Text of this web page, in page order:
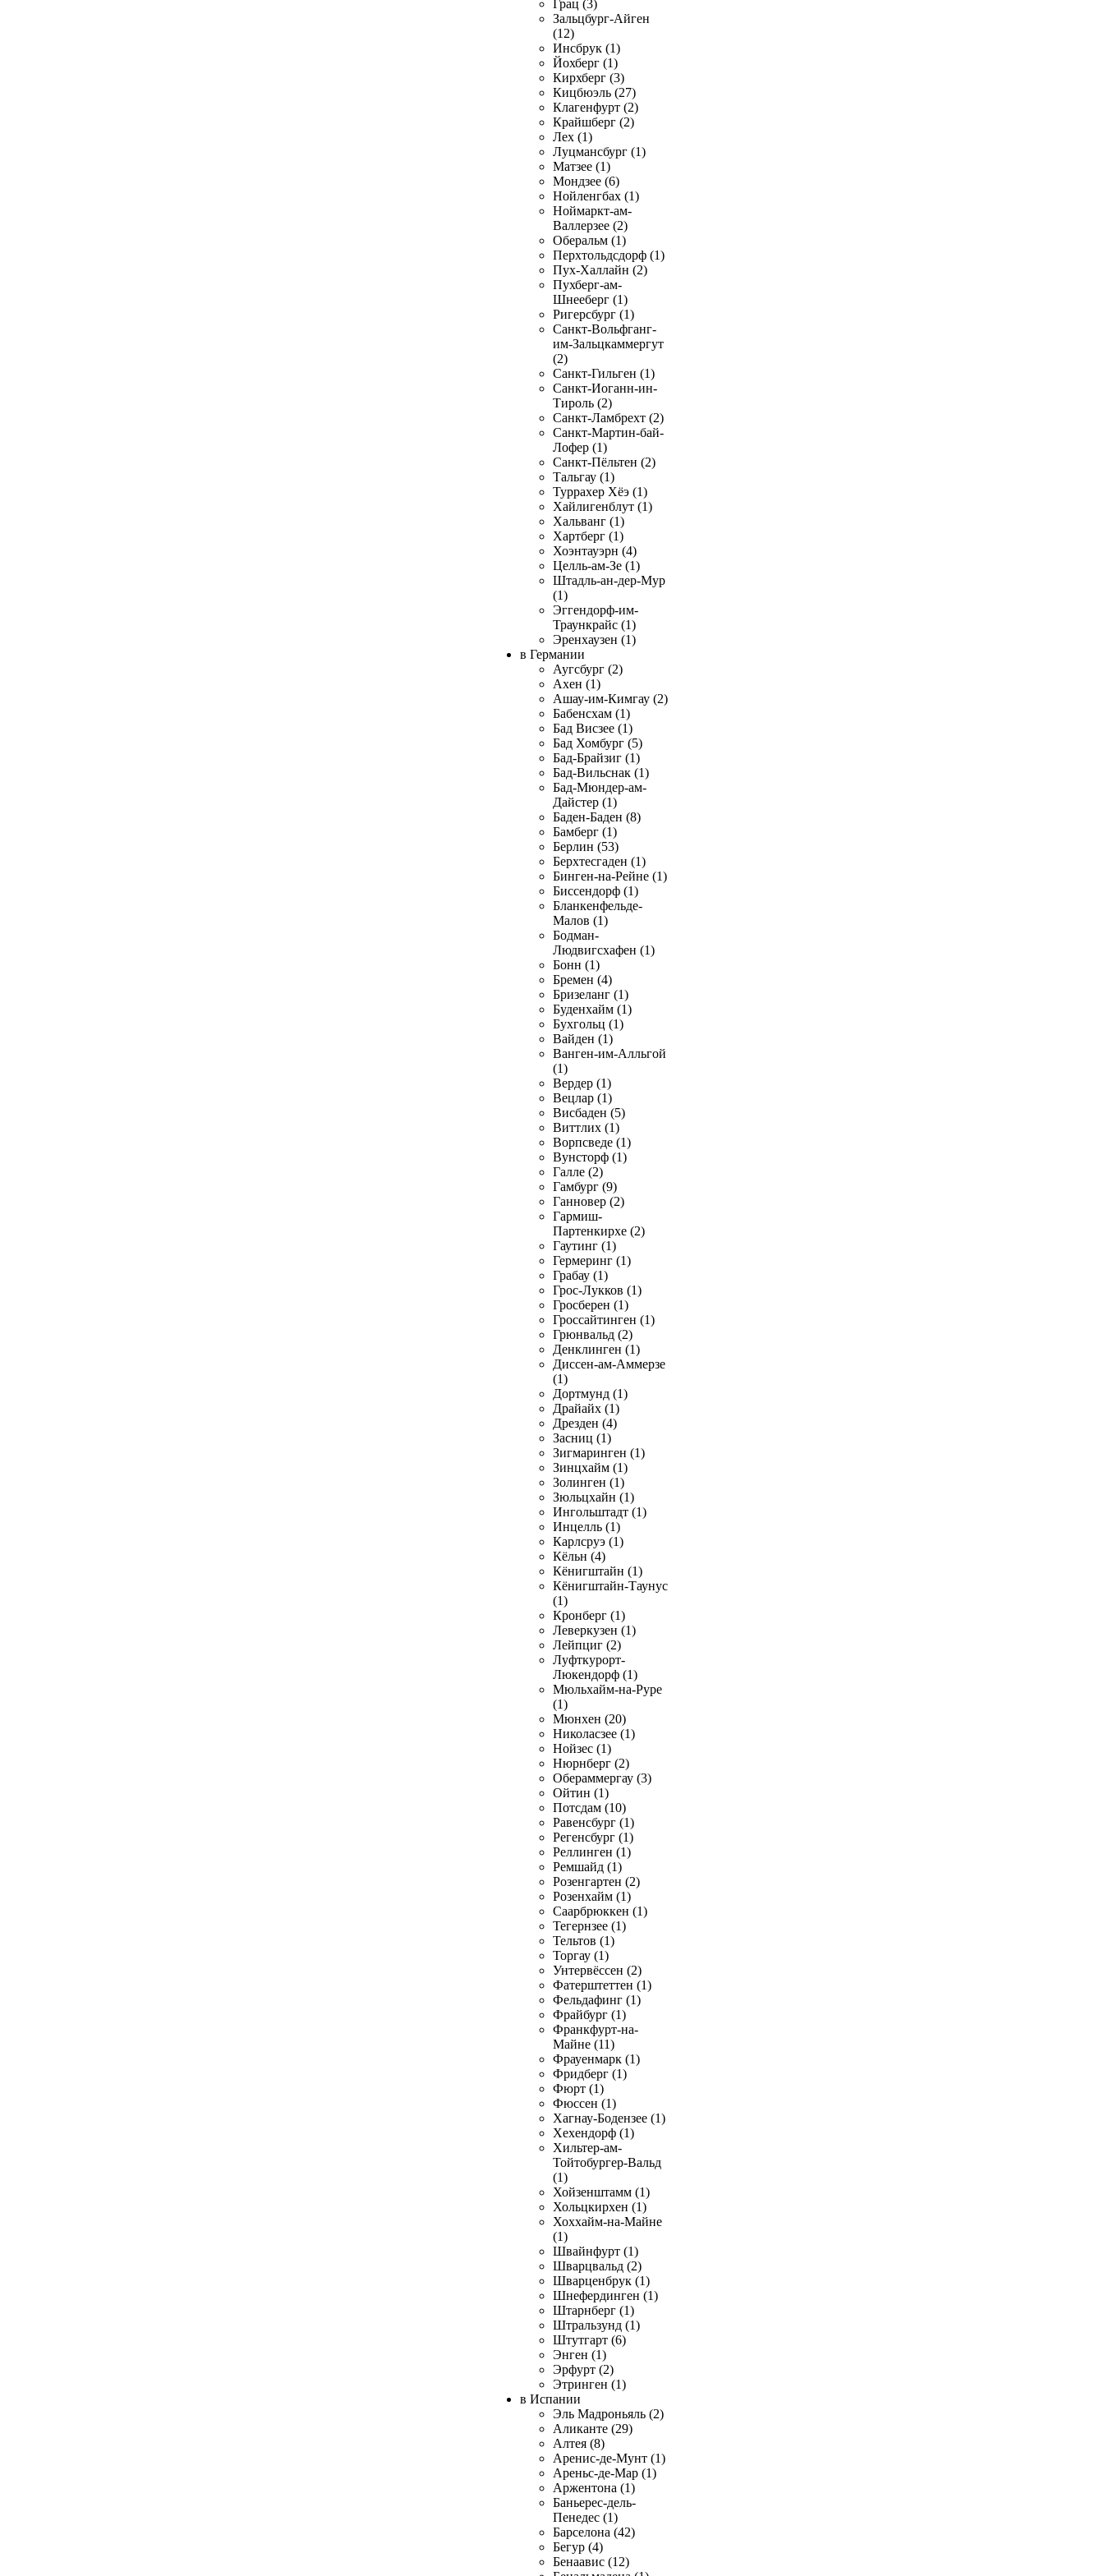
Грац (3)
Зальцбург-Айген
(12)
Инсбрук (1)
Йохберг (1)
Кирхберг (3)
Кицбюэль (27)
Клагенфурт (2)
Крайшберг (2)
Лех (1)
Луцмансбург (1)
Матзее (1)
Мондзее (6)
Нойленгбах (1)
Ноймаркт-ам-
Валлерзее (2)
Оберальм (1)
Перхтольдсдорф (1)
Пух-Халлайн (2)
Пухберг-ам-
Шнееберг (1)
Ригерсбург (1)
Санкт-Вольфганг-
им-Зальцкаммергут
(2)
Санкт-Гильген (1)
Санкт-Иоганн-ин-
Тироль (2)
Санкт-Ламбрехт (2)
Санкт-Мартин-бай-
Лофер (1)
Санкт-Пёльтен (2)
Тальгау (1)
Туррахер Хёэ (1)
Хайлигенблут (1)
Хальванг (1)
Хартберг (1)
Хоэнтауэрн (4)
Целль-ам-Зе (1)
Штадль-ан-дер-Мур
(1)
Эггендорф-им-
Траункрайс (1)
Эренхаузен (1)
в Германии
Аугсбург (2)
Ахен (1)
Ашау-им-Кимгау (2)
Бабенсхам (1)
Бад Висзее (1)
Бад Хомбург (5)
Бад-Брайзиг (1)
Бад-Вильснак (1)
Бад-Мюндер-ам-
Дайстер (1)
Баден-Баден (8)
Бамберг (1)
Берлин (53)
Берхтесгаден (1)
Бинген-на-Рейне (1)
Биссендорф (1)
Бланкенфельде-
Малов (1)
Бодман-
Людвигсхафен (1)
Бонн (1)
Бремен (4)
Бризеланг (1)
Буденхайм (1)
Бухгольц (1)
Вайден (1)
Ванген-им-Алльгой
(1)
Вердер (1)
Вецлар (1)
Висбаден (5)
Виттлих (1)
Ворпсведе (1)
Вунсторф (1)
Галле (2)
Гамбург (9)
Ганновер (2)
Гармиш-
Партенкирхе (2)
Гаутинг (1)
Гермеринг (1)
Грабау (1)
Грос-Лукков (1)
Гросберен (1)
Гроссайтинген (1)
Грюнвальд (2)
Денклинген (1)
Диссен-ам-Аммерзе
(1)
Дортмунд (1)
Драйайх (1)
Дрезден (4)
Засниц (1)
Зигмаринген (1)
Зинцхайм (1)
Золинген (1)
Зюльцхайн (1)
Ингольштадт (1)
Инцелль (1)
Карлсруэ (1)
Кёльн (4)
Кёнигштайн (1)
Кёнигштайн-Таунус
(1)
Кронберг (1)
Леверкузен (1)
Лейпциг (2)
Луфткурорт-
Люкендорф (1)
Мюльхайм-на-Руре
(1)
Мюнхен (20)
Николасзее (1)
Нойзес (1)
Нюрнберг (2)
Обераммергау (3)
Ойтин (1)
Потсдам (10)
Равенсбург (1)
Регенсбург (1)
Реллинген (1)
Ремшайд (1)
Розенгартен (2)
Розенхайм (1)
Саарбрюккен (1)
Тегернзее (1)
Тельтов (1)
Торгау (1)
Унтервёссен (2)
Фатерштеттен (1)
Фельдафинг (1)
Фрайбург (1)
Франкфурт-на-
Майне (11)
Фрауенмарк (1)
Фридберг (1)
Фюрт (1)
Фюссен (1)
Хагнау-Бодензее (1)
Хехендорф (1)
Хильтер-ам-
Тойтобургер-Вальд
(1)
Хойзенштамм (1)
Хольцкирхен (1)
Хоххайм-на-Майне
(1)
Швайнфурт (1)
Шварцвальд (2)
Шварценбрук (1)
Шнефердинген (1)
Штарнберг (1)
Штральзунд (1)
Штутгарт (6)
Энген (1)
Эрфурт (2)
Этринген (1)
в Испании
Эль Мадроньяль (2)
Аликанте (29)
Алтея (8)
Аренис-де-Мунт (1)
Ареньс-де-Мар (1)
Аржентона (1)
Баньерес-дель-
Пенедес (1)
Барселона (42)
Бегур (4)
Бенаавис (12)